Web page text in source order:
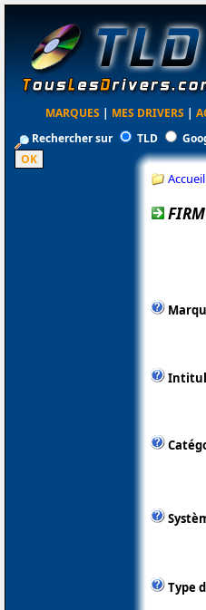
MARQUES | MES DRIVERS |
Rechercher sur
TLD
Accueil
Type